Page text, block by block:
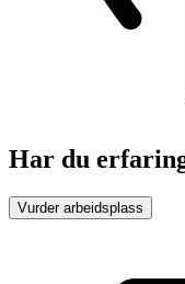
Har du
Vurder arbeidsplass